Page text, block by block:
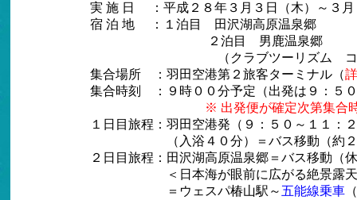
実 施 日 ：平成２８年３月３日（木）～３月
宿 泊 地 ：１泊目 田沢湖高原温泉郷
２泊目 男鹿温泉
（クラブツーリズム コース番
集合場所 ：羽田空港第２旅客ターミナル（
集合時刻 ：９時００分予定（出発は９：５
※ 出発便が確定次第集合
１日目旅程：羽田空港発（９：５０～１１：
（入浴４０分）＝バス移動（約２
２日目旅程：田沢湖高原温泉郷＝バス移動
＜日本海が眼前に広がる絶景露天風呂
＝ウェスパ椿山駅～ 五能線乗車